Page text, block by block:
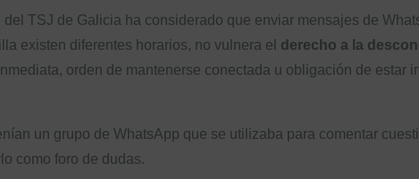
TSJ de Galicia ha considerado que enviar mensajes de
existen diferentes horarios, no vulnera el derecho a la
orden de mantenerse conectada u obligación de estar
un grupo de WhatsApp que se utilizaba para comentar
como foro de dudas.